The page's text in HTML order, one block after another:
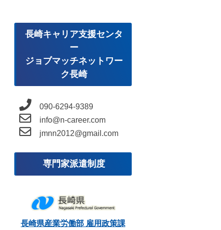
長崎キャリア支援センタ
ー
ジョブマッチネットワー
ク長崎
090-6294-9389
info@n-career.com
jmnn2012@gmail.com
専門家派遣制度
長崎県産業労働部 雇用政策課